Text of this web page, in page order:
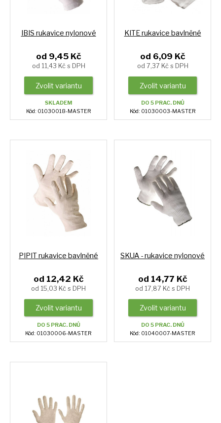
IBIS rukavice nylonové
od 9,45 Kč
od 11,43 Kč s DPH
Zvolit variantu
SKLADEM
Kód: 01030018-MASTER
KITE rukavice bavlněné
od 6,09 Kč
od 7,37 Kč s DPH
Zvolit variantu
DO 5 PRAC. DNŮ
Kód: 01030003-MASTER
PIPIT rukavice bavlněné
od 12,42 Kč
od 15,03 Kč s DPH
Zvolit variantu
DO 5 PRAC. DNŮ
Kód: 01030006-MASTER
SKUA - rukavice nylonové
od 14,77 Kč
od 17,87 Kč s DPH
Zvolit variantu
DO 5 PRAC. DNŮ
Kód: 01040007-MASTER